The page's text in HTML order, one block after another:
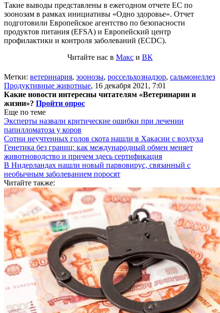
Такие выводы представлены в ежегодном отчете ЕС по
зоонозам в рамках инициативы «Одно здоровье». Отчет
подготовили Европейское агентство по безопасности
продуктов питания (EFSA) и Европейский центр
профилактики и контроля заболеваний (ECDC).
Читайте нас в Макс и ВК
Метки: ветеринария, зоонозы, россельхознадзор, сальмонеллез
Продуктивные животные, 16 декабря 2021, 7:01
Какие новости интересны читателям «Ветеринарии и
жизни»? Пройти опрос
Еще по теме
Эксперты назвали критические ошибки при лечении
папилломатоза у коров
Сотни неучтенных голов скота нашли в Хакасии с воздуха
Генетика без границ: как международный обмен меняет
животноводство и причем здесь сертификация
В Нидерландах нашли новый парвовирус, связанный с
необычным заболеванием поросят
Читайте также: